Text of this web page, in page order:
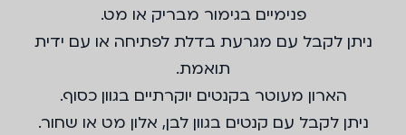
פנימיים בגימור מבריק או מט.
ניתן לקבל עם מגרעת בדלת לפתיחה או עם ידית
תואמת.
הארון מעוטר בקנטים יוקרתיים בגוון כסוף.
ניתן לקבל עם קנטים בגוון לבן, אלון מט או שחור.